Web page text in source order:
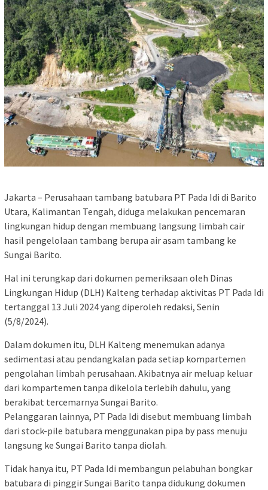
Jakarta – Perusahaan tambang batubara PT Pada Idi di Barito
Utara, Kalimantan Tengah, diduga melakukan pencemaran
lingkungan hidup dengan membuang langsung limbah cair
hasil pengelolaan tambang berupa air asam tambang ke
Sungai Barito.
Hal ini terungkap dari dokumen pemeriksaan oleh Dinas
Lingkungan Hidup (DLH) Kalteng terhadap aktivitas PT Pada Idi
tertanggal 13 Juli 2024 yang diperoleh redaksi, Senin
(5/8/2024).
Dalam dokumen itu, DLH Kalteng menemukan adanya
sedimentasi atau pendangkalan pada setiap kompartemen
pengolahan limbah perusahaan. Akibatnya air meluap keluar
dari kompartemen tanpa dikelola terlebih dahulu, yang
berakibat tercemarnya Sungai Barito.
Pelanggaran lainnya, PT Pada Idi disebut membuang limbah
dari stock-pile batubara menggunakan pipa by pass menuju
langsung ke Sungai Barito tanpa diolah.
Tidak hanya itu, PT Pada Idi membangun pelabuhan bongkar
batubara di pinggir Sungai Barito tanpa didukung dokumen